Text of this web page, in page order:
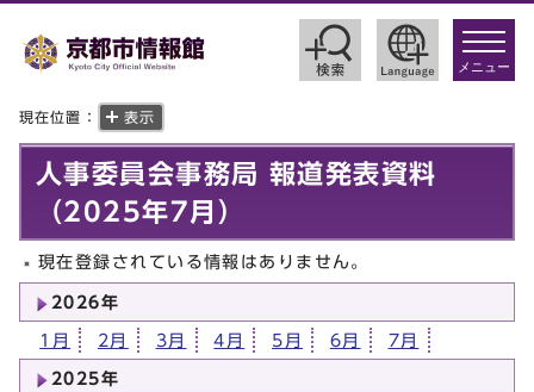
toggle
メニュー
現在位置： 表示
人事委員会事務局 報道発表資料
（2025年7月）
現在登録されている情報はありません。
2026年
1月 2月 3月 4月 5月 6月 7月
2025年